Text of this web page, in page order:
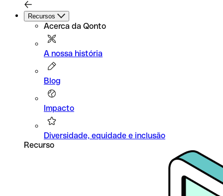
Recursos
Acerca da Qonto
A nossa história
Blog
Impacto
Diversidade, equidade e inclusão
Recurso